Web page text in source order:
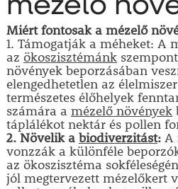
mézelő
Miért fontosak a mézelő
1. Támogatják a méheket: A
az ökoszisztémánk
növények beporzásában
elengedhetetlen az
természetes élőhelyek
számára a mézelő növények
táplálékot nektár és pollen
2. Növelik a biodiverzitást:A
vonzzák a különféle
az ökoszisztéma
jól megtervezett mézelőkert